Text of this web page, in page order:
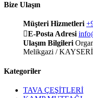
Bize Ulaşın
Müşteri Hizmetleri
E-Posta Adresi
Ulaşım Bilgileri
Melikgazi / KAYSERİ
Kategoriler
TAVA ÇEŞİTLERİ